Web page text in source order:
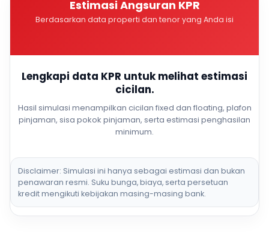
Estimasi Angsuran KPR
Berdasarkan data properti dan tenor yang Anda isi
Lengkapi data KPR untuk melihat estimasi
cicilan.
Hasil simulasi menampilkan cicilan fixed dan floating, plafon
pinjaman, sisa pokok pinjaman, serta estimasi penghasilan
minimum.
Disclaimer: Simulasi ini hanya sebagai estimasi dan bukan
penawaran resmi. Suku bunga, biaya, serta persetuan
kredit mengikuti kebijakan masing-masing bank.